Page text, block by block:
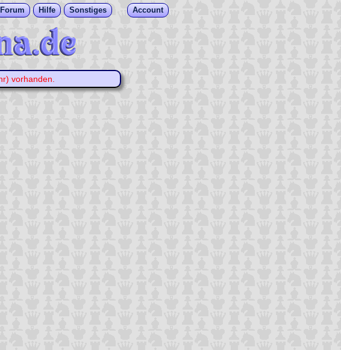
Forum Hilfe Sonstiges Account
vorhanden.